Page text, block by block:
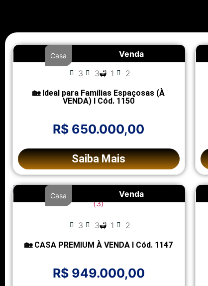
Venda
Casa
3 3 1 2
🏡 Ideal para Famílias Espaçosas (À
VENDA) l Cód. 1150
R$ 650.000,00
Saiba Mais
Venda
Casa
3 3 1 2
🏡 CASA PREMIUM À VENDA l Cód. 1147
R$ 949.000,00